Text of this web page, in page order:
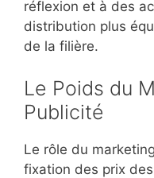
réflexion et à des
distribution plus
de la filière.
Le Poids du
Publicité
Le rôle du
fixation des prix